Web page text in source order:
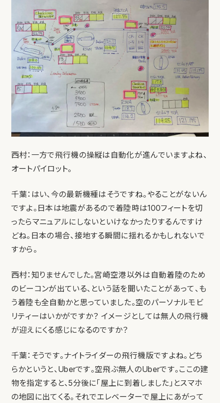
西村：一方で飛行機の操縦は自動化が進んでいますよね、
オートパイロット。
千葉：はい、今の最新機種はそうですね。やることがないん
ですよ。日本は地震があるので着陸時は100フィートを切
ったらマニュアルにしないといけなかったりするんですけ
どね。日本の場合、接地する瞬間に揺れるかもしれないで
すから。
西村：知りませんでした。宮崎空港以外は自動着陸のため
のビーコンが出ている、という話を聞いたことがあって、も
う着陸も全自動かと思っていました。空のパーソナルモビ
リティーはいかがですか？ イメージとしては無人の飛行機
が迎えにくる感じになるのですか？
千葉：そうです。ナイトライダーの飛行機版ですよね。どち
らかというと、Uberです。空飛ぶ無人のUberです。ここの建
物を指定すると、5分後に「屋上に到着しました」とスマホ
の地図に出てくる。それでエレベーターで屋上にあがって